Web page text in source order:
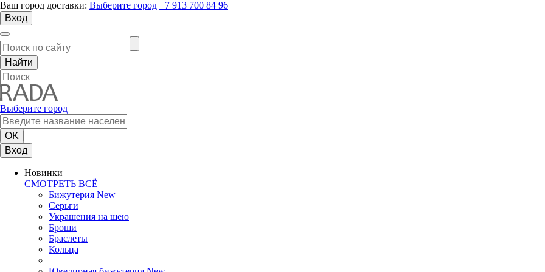
Ваш город доставки: Выберите город +7 913 700 84 96
Вход
Выберите город
Вход
Новинки
СМОТРЕТЬ ВСЁ
Бижутерия New
Серьги
Украшения на шею
Броши
Браслеты
Кольца